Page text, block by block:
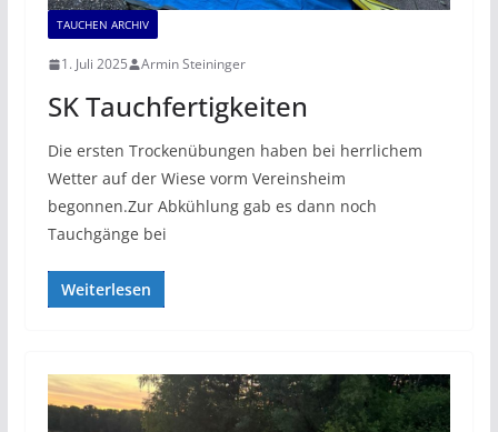
TAUCHEN ARCHIV
1. Juli 2025 Armin Steininger
SK Tauchfertigkeiten
Die ersten Trockenübungen haben bei herrlichem
Wetter auf der Wiese vorm Vereinsheim
begonnen.Zur Abkühlung gab es dann noch
Tauchgänge bei
Weiterlesen